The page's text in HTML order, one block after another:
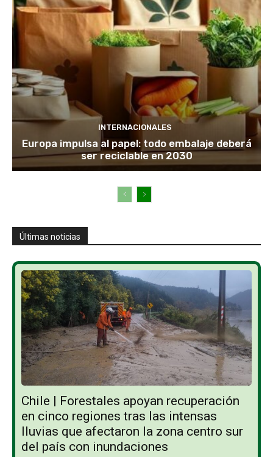
INTERNACIONALES
Europa impulsa al papel: todo embalaje deberá
ser reciclable en 2030
Últimas noticias
Chile | Forestales apoyan recuperación
en cinco regiones tras las intensas
lluvias que afectaron la zona centro sur
del país con inundaciones